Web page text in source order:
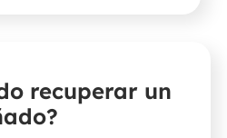
recuperar un